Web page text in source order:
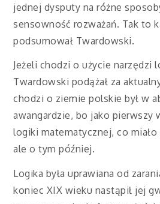
jednej dysputy na różne
sensowność rozważań. Tak to
podsumował Twardowski.
Jeżeli chodzi o użycie narzędzi
Twardowski podążał za
chodzi o ziemie polskie był w
awangardzie, bo jako pierwszy
logiki matematycznej, co
ale o tym później.
Logika była uprawiana od
koniec XIX wieku nastąpił jej